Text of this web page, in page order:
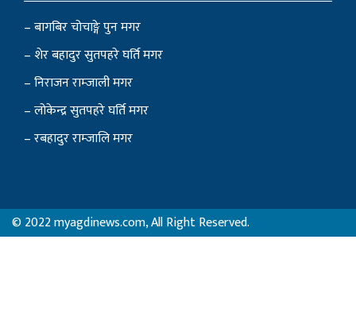
– बागबिर चोचाङ्गे पुन मगर
– शेर बहादुर सुतपहरे घर्ति मगर
– निराजन राम्जाली मगर
– लोकेन्द्र सुतपहरे घर्ति मगर
– रबहादुर राम्जालि मगर
© 2022 myagdinews.com, All Right Reserved.